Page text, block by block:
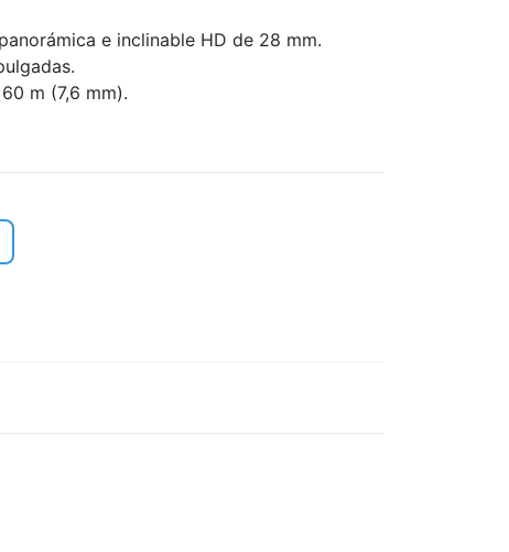
e inclinable HD de 28 mm.
m (7,6 mm).